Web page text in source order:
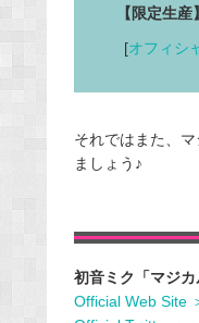
【限定生
[オフィシ
それではまた、
ましょう♪
初音ミク「マジカ
Official Web Site